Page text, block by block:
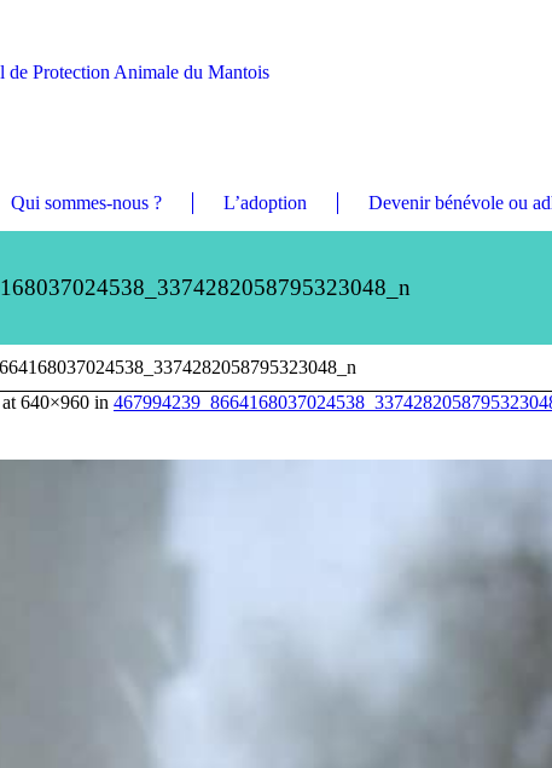
de Protection Animale du Mantois
Qui sommes-nous ? L’adoption Devenir bénévole ou
at 640×960 in